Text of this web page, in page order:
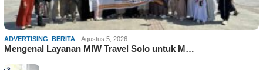
ADVERTISING, BERITA Agustus 5, 2026
Mengenal Layanan MIW Travel Solo untuk M…